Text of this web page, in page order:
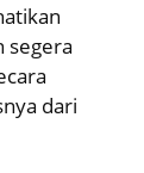
segera
dari